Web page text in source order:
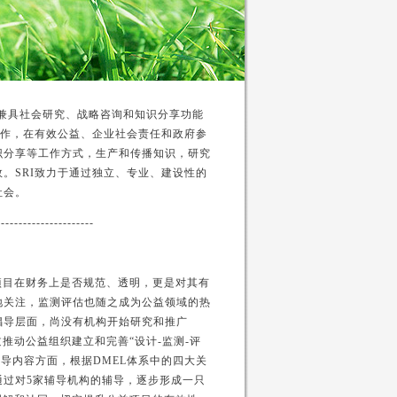
具社会研究、战略咨询和知识分享功能
，在有效公益、企业社会责任和政府参
享等工作方式，生产和传播知识，研究
SRI致力于通过独立、专业、建设性的
。
在财务上是否规范、透明，更是对其有
注，监测评估也随之成为公益领域的热
层面，尚没有机构开始研究和推广
动公益组织建立和完善“设计-监测-评
内容方面，根据DMEL体系中的四大关
对5家辅导机构的辅导，逐步形成一只